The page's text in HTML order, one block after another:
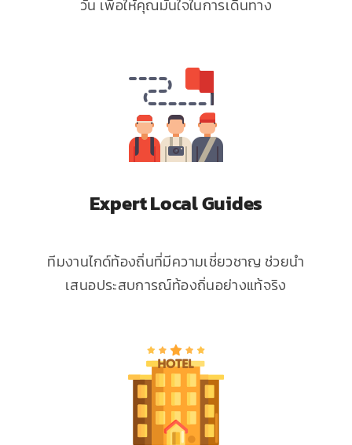
วัน เพื่อให้คุณมั่นใจในการเดินทาง
Expert Local Guides
ทีมงานไกด์ท้องถิ่นที่มีความเชี่ยวชาญ ช่วยนำ
เสนอประสบการณ์ท้องถิ่นอย่างแท้จริง